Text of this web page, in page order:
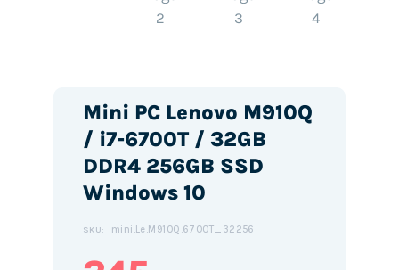
Mini PC Lenovo M910Q
/ i7-6700T / 32GB
DDR4 256GB SSD
Windows 10
SKU: mini.Le.M910Q.6700T_32256